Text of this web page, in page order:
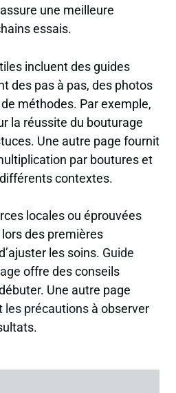
une meilleure
essais.
incluent des guides
des pas à pas, des photos
méthodes. Par exemple,
la réussite du bouturage
Une autre page fournit
par boutures et
contextes.
locales ou éprouvées
des premières
les soins. Guide
offre des conseils
Une autre page
les précautions à observer